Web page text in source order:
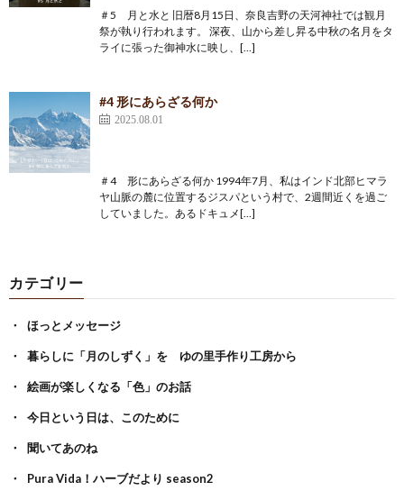
＃5 月と水と 旧暦8月15日、奈良吉野の天河神社では観月
祭が執り行われます。 深夜、山から差し昇る中秋の名月をタ
ライに張った御神水に映し、[…]
#4 形にあらざる何か
2025.08.01
＃4 形にあらざる何か 1994年7月、私はインド北部ヒマラ
ヤ山脈の麓に位置するジスパという村で、2週間近くを過ご
していました。あるドキュメ[…]
カテゴリー
ほっとメッセージ
暮らしに「月のしずく」を ゆの里手作り工房から
絵画が楽しくなる「色」のお話
今日という日は、このために
聞いてあのね
Pura Vida！ハーブだより season2